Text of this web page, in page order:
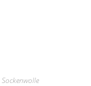
Sockenwolle